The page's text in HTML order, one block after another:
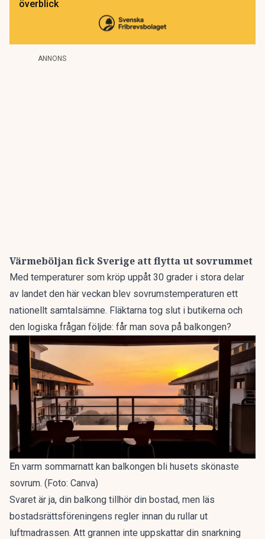
överblick
ANNONS
Värmeböljan fick Sverige att flytta ut sovrummet
Med temperaturer som kröp uppåt 30 grader i stora delar
av landet den här veckan blev sovrumstemperaturen ett
nationellt samtalsämne. Fläktarna tog slut i butikerna och
den logiska frågan följde: får man sova på balkongen?
En varm sommarnatt kan balkongen bli husets skönaste
sovrum. (Foto: Canva)
Svaret är ja, din balkong tillhör din bostad, men läs
bostadsrättsföreningens regler innan du rullar ut
luftmadrassen. Att grannen inte uppskattar din snarkning